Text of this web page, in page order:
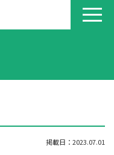
掲載日：2023.07.01